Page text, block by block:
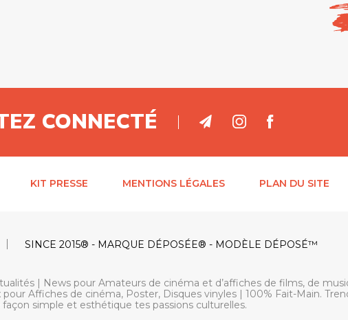
CONNECTÉ
KIT PRESSE MENTIONS LÉGALES PLAN DU SITE
SINCE 2015® - MARQUE DÉPOSÉE® - MODÈLE DÉPOSÉ™
| News pour Amateurs de cinéma et d’affiches de films, de
Affiches de cinéma, Poster, Disques vinyles | 100% Fait-Main.
simple et esthétique tes passions culturelles.